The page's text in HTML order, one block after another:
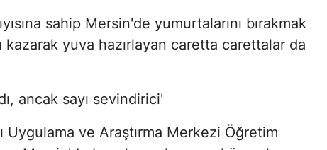
sahip Mersin'de yumurtalarını bırakmak
yuva hazırlayan caretta carettalar da
ancak sayı sevindirici'
Uygulama ve Araştırma Merkezi Öğretim